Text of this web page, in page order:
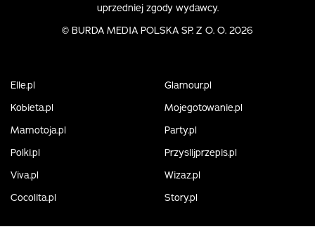
uprzedniej zgody wydawcy.
© BURDA MEDIA POLSKA SP. Z O. O. 2026
Elle.pl
Glamour.pl
Kobieta.pl
Mojegotowanie.pl
Mamotoja.pl
Party.pl
Polki.pl
Przyslijprzepis.pl
Viva.pl
Wizaz.pl
Cocolita.pl
Story.pl